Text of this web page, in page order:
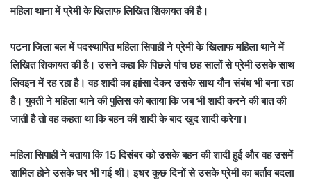
महिला थाना में प्रेमी के खिलाफ लिखित शिकायत की है।
पटना जिला बल में पदस्थापित महिला सिपाही ने प्रेमी के खिलाफ महिला थाने में
लिखित शिकायत की है। उसने कहा कि पिछले पांच छह सालों से प्रेमी उसके साथ
लिवइन में रह रहा है। वह शादी का झांसा देकर उसके साथ यौन संबंध भी बना रहा
है। युवती ने महिला थाने की पुलिस को बताया कि जब भी शादी करने की बात की
जाती है तो वह कहता था कि बहन की शादी के बाद खुद शादी करेगा।
महिला सिपाही ने बताया कि 15 दिसंबर को उसके बहन की शादी हुई और वह उसमें
शामिल होने उसके घर भी गई थी। इधर कुछ दिनों से उसके प्रेमी का बर्ताव बदला